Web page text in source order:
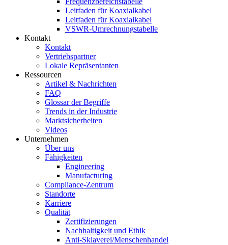
Leitfaden für Koaxialkabel
Leitfaden für Koaxialkabel
VSWR-Umrechnungstabelle
Kontakt
Kontakt
Vertriebspartner
Lokale Repräsentanten
Ressourcen
Artikel & Nachrichten
FAQ
Glossar der Begriffe
Trends in der Industrie
Marktsicherheiten
Videos
Unternehmen
Über uns
Fähigkeiten
Engineering
Manufacturing
Compliance-Zentrum
Standorte
Karriere
Qualität
Zertifizierungen
Nachhaltigkeit und Ethik
Anti-Sklaverei/Menschenhandel